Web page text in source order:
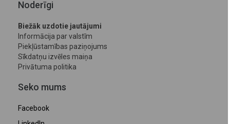
Noderīgi
Biežāk uzdotie jautājumi
Informācija par valstīm
Piekļūstamības paziņojums
Sīkdatņu izvēles maiņa
Privātuma politika
Seko mums
Facebook